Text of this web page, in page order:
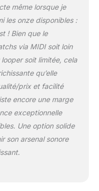
par deux
ou une
Twist unique
mode de
un footswitch
même lorsque je
les onze disponibles :
! Bien que le
via MIDI soit loin
soit limitée, cela
qu’elle
prix et facilité
encore une marge
exceptionnelle
Une option solide
son arsenal sonore